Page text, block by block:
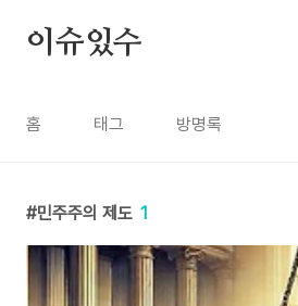
이슈있수
홈 태그 방명록
민주주의 제도 1